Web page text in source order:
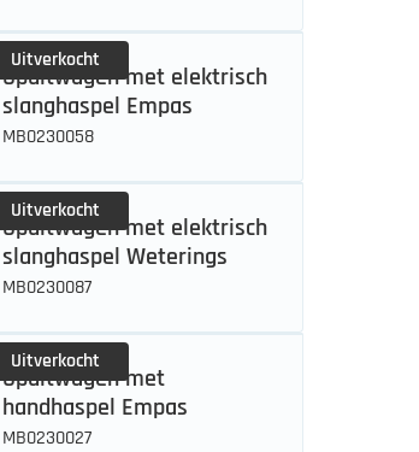
Uitverkocht
Spuitwagen met elektrisch
slanghaspel Empas
MB0230058
Uitverkocht
Spuitwagen met elektrisch
slanghaspel Weterings
MB0230087
Uitverkocht
Spuitwagen met
handhaspel Empas
MB0230027